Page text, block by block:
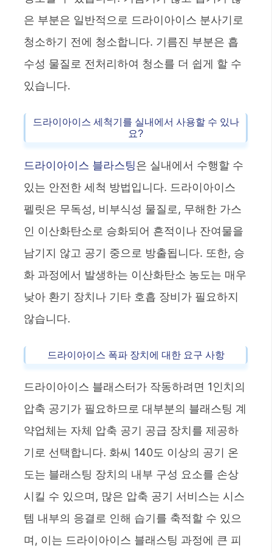
은 부분은 일반적으로 드라이아이스 분사기로
청소하기 전에 청소합니다. 기름진 부분은 흡
수성 물질로 전처리하여 청소를 더 쉽게 할 수
있습니다.
드라이아이스 세척기를 실내에서 사용할 수 있나
요?
드라이아이스 블라스팅은 실내에서 수행할 수
있는 안전한 세척 방법입니다. 드라이아이스
펠릿은 무독성, 비부식성 물질로, 무해한 가스
인 이산화탄소로 승화되어 흔적이나 잔여물을
남기지 않고 공기 중으로 방출됩니다. 또한, 승
화 과정에서 발생하는 이산화탄소 농도는 매우
낮아 환기 장치나 기타 호흡 장비가 필요하지
않습니다.
드라이아이스 폭파 장치에 대한 요구 사항
드라이아이스 블래스터가 작동하려면 1인치의
압축 공기가 필요하므로 대부분의 블래스팅 계
약업체는 자체 압축 공기 공급 장치를 제공하
기로 선택합니다. 화씨 140도 이상의 공기 온
도는 블래스팅 장치의 내부 구성 요소를 손상
시킬 수 있으며, 많은 압축 공기 서비스는 시스
템 내부의 응결로 인해 습기를 축적할 수 있으
며, 이는 드라이아이스 블래스팅 과정에 큰 피